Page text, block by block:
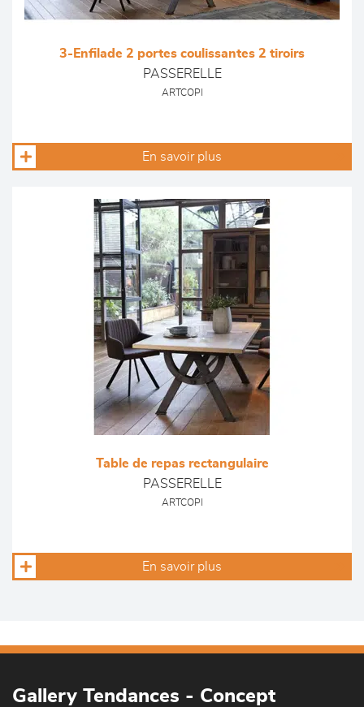
3-Enfilade 2 portes coulissantes 2 tiroirs
PASSERELLE
ARTCOPI
En savoir plus
Table de repas rectangulaire
PASSERELLE
ARTCOPI
En savoir plus
Gallery Tendances - Concept